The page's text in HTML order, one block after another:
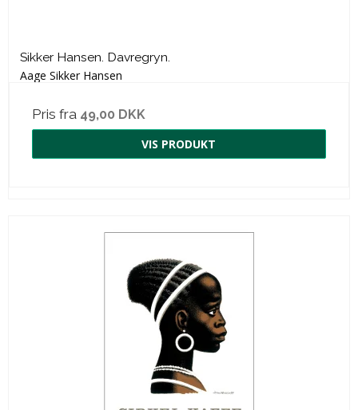
Sikker Hansen. Davregryn.
Aage Sikker Hansen
Pris fra 49,00 DKK
VIS PRODUKT